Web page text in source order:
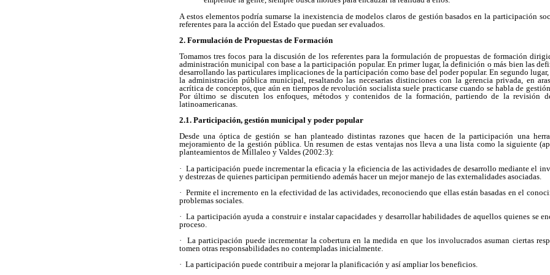
A estos elementos podría sumarse la inexistencia de modelos claros de gestión basados en la participación
referentes para la acción del Estado que puedan ser evaluados.
2. Formulación de Propuestas de Formación
Tomamos tres focos para la discusión de los referentes para la formulación de propuestas de formación
administración municipal con base a la participación popular. En primer lugar, la definición o más bien las
desarrollando las particulares implicaciones de la participación como base del poder popular. En segundo
la administración pública municipal, resaltando las necesarias distinciones con la gerencia privada, en
acrítica de conceptos, que aún en tiempos de revolución socialista suele practicarse cuando se habla de
Por último se discuten los enfoques, métodos y contenidos de la formación, partiendo de la revisión
latinoamericanas.
2.1. Participación, gestión municipal y poder popular
Desde una óptica de gestión se han planteado distintas razones que hacen de la participación una
mejoramiento de la gestión pública. Un resumen de estas ventajas nos lleva a una lista como la siguiente
planteamientos de Millaleo y Valdes (2002:3):
· La participación puede incrementar la eficacia y la eficiencia de las actividades de desarrollo mediante el
y destrezas de quienes participan permitiendo además hacer un mejor manejo de las externalidades asociadas.
· Permite el incremento en la efectividad de las actividades, reconociendo que ellas están basadas en el
problemas sociales.
·La participación ayuda a construir e instalar capacidades y desarrollar habilidades de aquellos quienes se
proceso.
· La participación puede incrementar la cobertura en la medida en que los involucrados asuman ciertas
tomen otras responsabilidades no contempladas inicialmente.
· La participación puede contribuir a mejorar la planificación y así ampliar los beneficios.